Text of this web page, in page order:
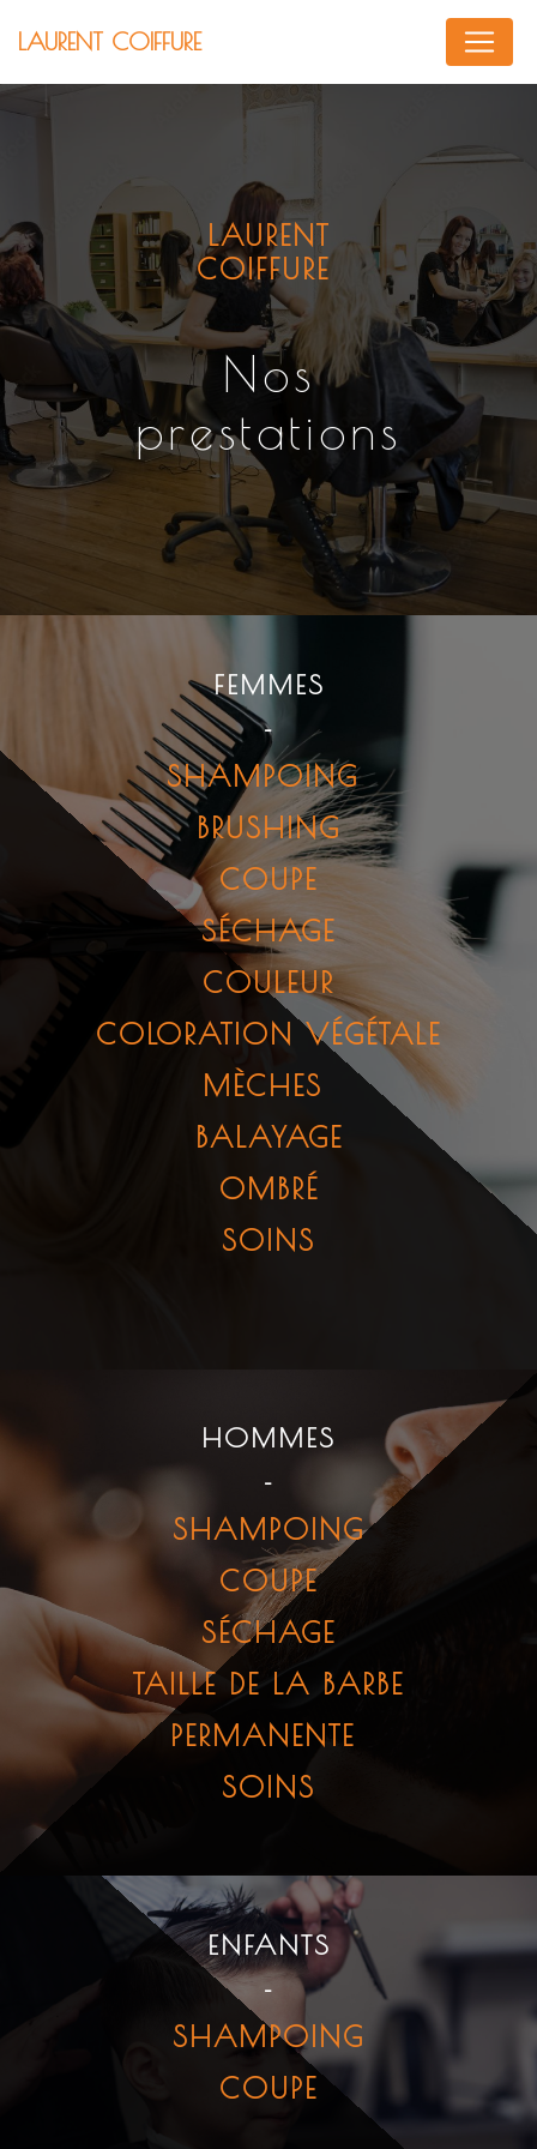
LAURENT COIFFURE
LAURENT
COIFFURE
Nos
prestations
FEMMES
-
SHAMPOING
BRUSHING
COUPE
SÉCHAGE
COULEUR
COLORATION VÉGÉTALE
MÈCHES
BALAYAGE
OMBRÉ
SOINS
HOMMES
-
SHAMPOING
COUPE
SÉCHAGE
TAILLE DE LA BARBE
PERMANENTE
SOINS
ENFANTS
-
SHAMPOING
COUPE